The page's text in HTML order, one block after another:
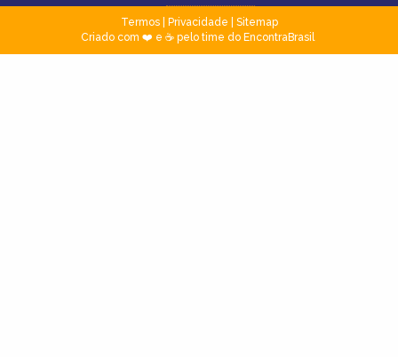
Termos| Privacidade
Sitemap
Criado com ❤️ e ☕ pelo time do EncontraBrasil